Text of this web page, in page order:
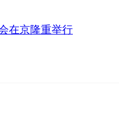
在京隆重举行